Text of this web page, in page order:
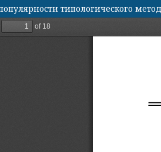
типологического